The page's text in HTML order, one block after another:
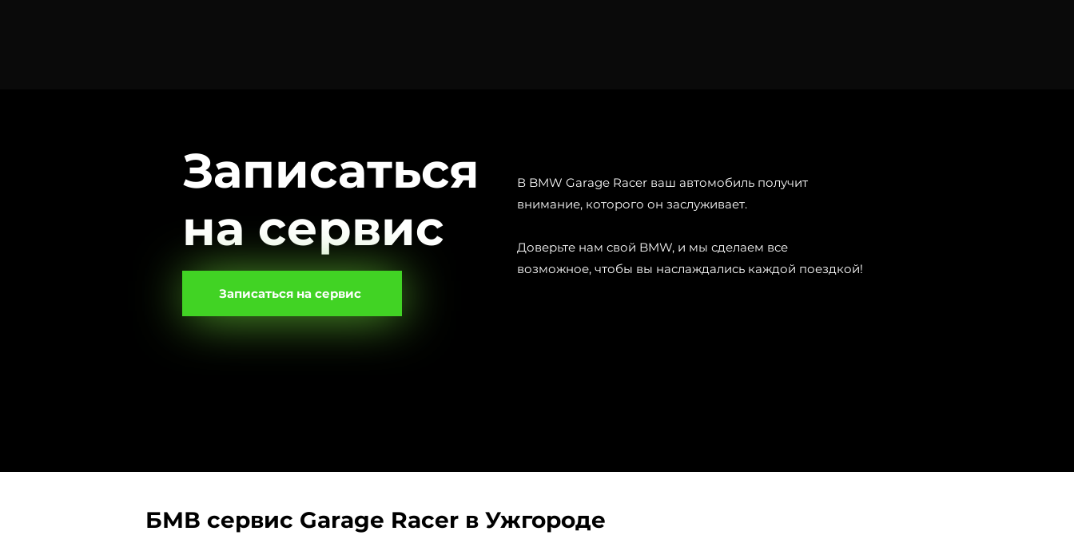
Записаться
на сервис
Записаться на сервис
В BMW Garage Racer ваш автомобиль получит
внимание, которого он заслуживает.
Доверьте нам свой BMW, и мы сделаем все
возможное, чтобы вы наслаждались каждой поездкой!
БМВ сервис Garage Racer в Ужгороде